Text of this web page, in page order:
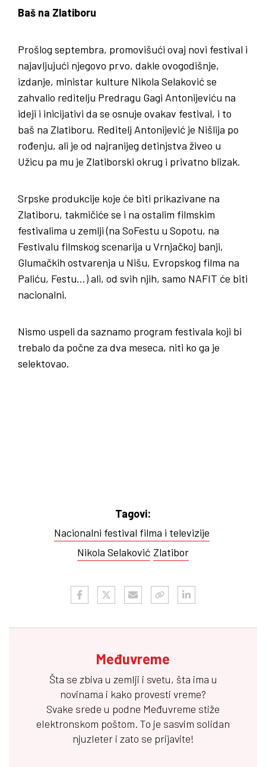
Baš na Zlatiboru
Prošlog septembra, promovišući ovaj novi festival i
najavljujući njegovo prvo, dakle ovogodišnje,
izdanje, ministar kulture Nikola Selaković se
zahvalio reditelju Predragu Gagi Antonijeviću na
ideji i inicijativi da se osnuje ovakav festival, i to
baš na Zlatiboru. Reditelj Antonijević je Nišlija po
rođenju, ali je od najranijeg detinjstva živeo u
Užicu pa mu je Zlatiborski okrug i privatno blizak.
Srpske produkcije koje će biti prikazivane na
Zlatiboru, takmičiće se i na ostalim filmskim
festivalima u zemlji (na SoFestu u Sopotu, na
Festivalu filmskog scenarija u Vrnjačkoj banji,
Glumačkih ostvarenja u Nišu, Evropskog filma na
Paliću, Festu…) ali, od svih njih, samo NAFIT će biti
nacionalni.
Nismo uspeli da saznamo program festivala koji bi
trebalo da počne za dva meseca, niti ko ga je
selektovao.
Tagovi:
Nacionalni festival filma i televizije
Nikola Selaković Zlatibor
Međuvreme
Šta se zbiva u zemlji i svetu, šta ima u
novinama i kako provesti vreme?
Svake srede u podne Međuvreme stiže
elektronskom poštom. To je sasvim solidan
njuzleter i zato se prijavite!